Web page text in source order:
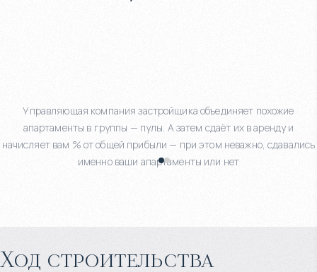
Управляющая компания застройщика объединяет похожие
апартаменты в группы — пулы. А затем сдаёт их в аренду и
начисляет вам % от общей прибыли — при этом неважно, сдавались
именно ваши апартаменты или нет
Ход строительства